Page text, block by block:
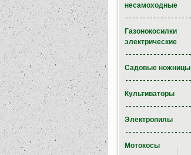
несамоходные
Газонокосилки
электрические
Садовые ножницы
Культиваторы
Электропилы
Мотокосы